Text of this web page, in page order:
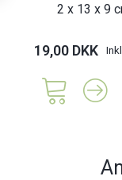
2 x 13 x 9
19,00 DKK